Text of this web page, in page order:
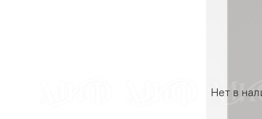
Нет в